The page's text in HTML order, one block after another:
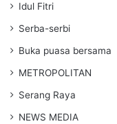
Idul Fitri
Serba-serbi
Buka puasa bersama
METROPOLITAN
Serang Raya
NEWS MEDIA